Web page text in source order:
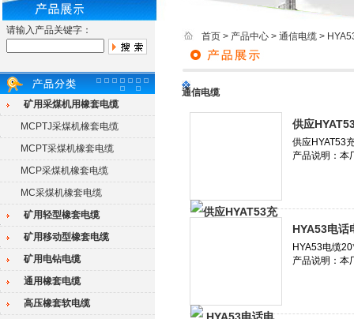
请输入产品关键字：
矿用采煤机用橡套电缆
MCPTJ采煤机橡套电缆
MCPT采煤机橡套电缆
MCP采煤机橡套电缆
MC采煤机橡套电缆
矿用轻型橡套电缆
矿用移动型橡套电缆
矿用电钻电缆
通用橡套电缆
高压橡套软电缆
首页 > 产品中心 > 通信电缆 >
通信电缆
供应
HYA53电话